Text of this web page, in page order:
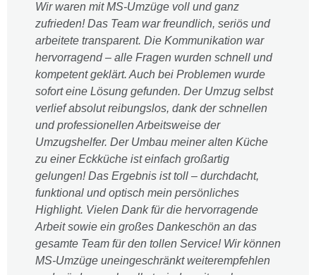
Wir waren mit MS-Umzüge voll und ganz
zufrieden! Das Team war freundlich, seriös und
arbeitete transparent. Die Kommunikation war
hervorragend – alle Fragen wurden schnell und
kompetent geklärt. Auch bei Problemen wurde
sofort eine Lösung gefunden. Der Umzug selbst
verlief absolut reibungslos, dank der schnellen
und professionellen Arbeitsweise der
Umzugshelfer. Der Umbau meiner alten Küche
zu einer Eckküche ist einfach großartig
gelungen! Das Ergebnis ist toll – durchdacht,
funktional und optisch mein persönliches
Highlight. Vielen Dank für die hervorragende
Arbeit sowie ein großes Dankeschön an das
gesamte Team für den tollen Service! Wir können
MS-Umzüge uneingeschränkt weiterempfehlen